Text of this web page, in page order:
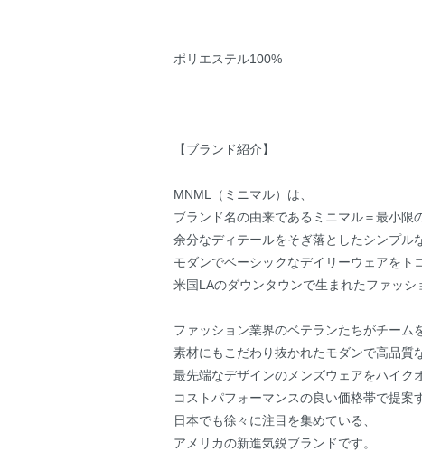
ポリエステル100%
【ブランド紹介】
MNML（ミニマル）は、
ブランド名の由来であるミニマル＝最小限
余分なディテールをそぎ落としたシンプル
モダンでベーシックなデイリーウェアをト
米国LAのダウンタウンで生まれたファッシ
ファッション業界のベテランたちがチーム
素材にもこだわり抜かれたモダンで高品質
最先端なデザインのメンズウェアをハイク
コストパフォーマンスの良い価格帯で提案
日本でも徐々に注目を集めている、
アメリカの新進気鋭ブランドです。